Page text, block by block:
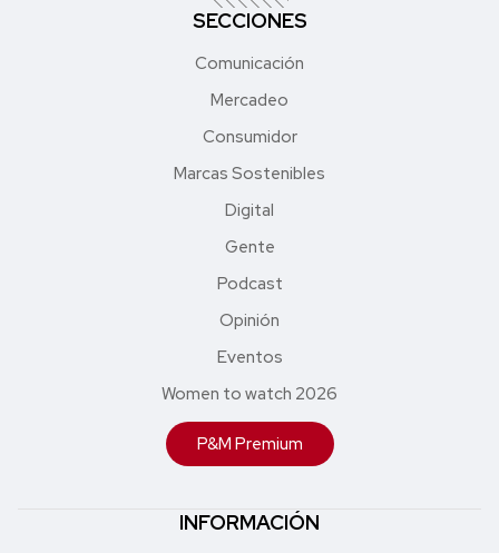
SECCIONES
Comunicación
Mercadeo
Consumidor
Marcas Sostenibles
Digital
Gente
Podcast
Opinión
Eventos
Women to watch 2026
P&M Premium
INFORMACIÓN